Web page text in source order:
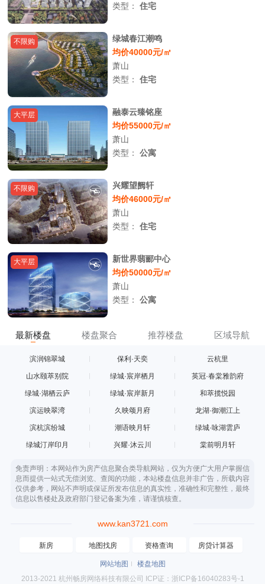
类型：住宅
不限购
绿城春江潮鸣
均价40000元/㎡
萧山
类型：住宅
大平层
融泰云臻铭座
均价55000元/㎡
萧山
类型：公寓
不限购
兴耀望阙轩
均价46000元/㎡
萧山
类型：住宅
大平层
新世界翡郦中心
均价50000元/㎡
萧山
类型：公寓
最新楼盘 楼盘聚合 推荐楼盘 区域导航
滨润锦翠城 保利·天奕 云杭里
山水颐萃别院 绿城·宸岸栖月 英冠·春棠雅韵府
绿城·湖栖云庐 绿城·宸岸新月 和萃揽悦园
滨运映翠湾 久映颂月府 龙湖·御潮江上
滨杭滨纷城 潮语映月轩 绿城·咏湖雲庐
绿城汀岸印月 兴耀·沐云川 棠前明月轩
免责声明：本网站作为房产信息聚合类导航网站，仅为方便广大用户掌握信
息而提供一站式无偿浏览、查阅的功能，本站楼盘信息并非广告，所载内容
仅供参考，网站不声明或保证所发布信息的真实性，准确性和完整性，最终
信息以售楼处及政府部门登记备案为准，请谨慎核查。
www.kan3721.com
新房 地图找房 资格查询 房贷计算器
网站地图
楼盘地图
2013-2021 杭州畅房网络科技有限公司 ICP证：浙ICP备16040283号-1